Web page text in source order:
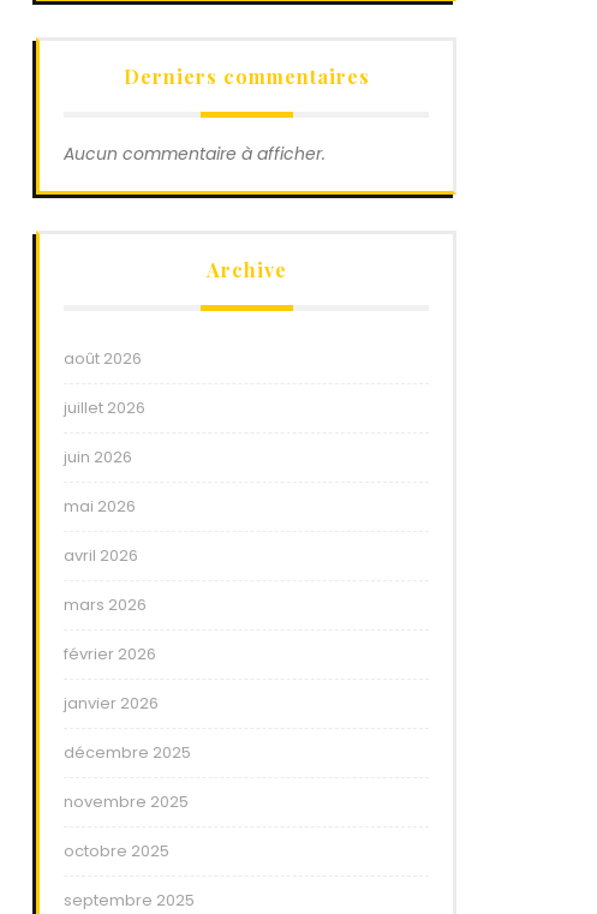
Derniers commentaires
Aucun commentaire à afficher.
Archive
août 2026
juillet 2026
juin 2026
mai 2026
avril 2026
mars 2026
février 2026
janvier 2026
décembre 2025
novembre 2025
octobre 2025
septembre 2025